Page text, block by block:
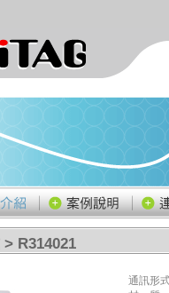
> R314021
通訊形